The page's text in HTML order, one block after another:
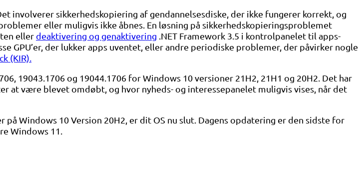
involverer sikkerhedskopiering af gendannelsesdiske, der ikke fungerer korrekt, og
eller muligvis ikke åbnes. En løsning på sikkerhedskopieringsproblemet
eller deaktivering og genaktivering .NET Framework 3.5 i kontrolpanelet til apps-
GPU’er, der lukker apps uventet, eller andre periodiske problemer, der påvirker nogle
(KIR).
19043.1706 og 19044.1706 for Windows 10 versioner 21H2, 21H1 og 20H2. Det har
være blevet omdøbt, og hvor nyheds- og interessepanelet muligvis vises, når det
Windows 10 Version 20H2, er dit OS nu slut. Dagens opdatering er den sidste for
Windows 11.